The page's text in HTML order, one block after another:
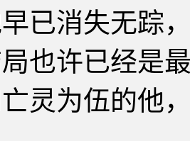
已消失无踪
也许已经是
灵为伍的他